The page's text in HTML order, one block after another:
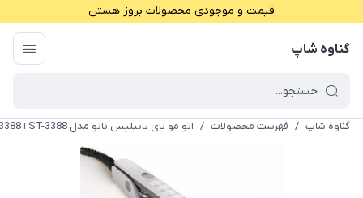
قیمت و موجودی محصولات بروز هستن
گناوه شاپ
گناوه شاپ / فهرست محصولات / اتو مو بای بابیلیس نانو مدل ST-3388 ا Babilis Nano Hair Styling Model ST-3388